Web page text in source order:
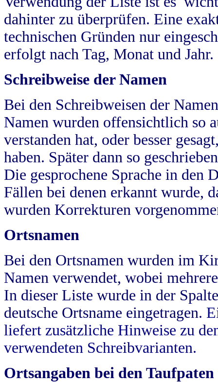
dahinter zu überprüfen. Eine
technischen Gründen nur
erfolgt nach Tag, Monat und Jahr.
Schreibweise der Namen
Bei den Schreibweisen der
Namen wurden offensichtlich so
verstanden hat, oder besser
haben. Später dann so
Die gesprochene Sprache in
Fällen bei denen erkannt wurde,
wurden Korrekturen
Ortsnamen
Bei den Ortsnamen wurden im
Namen verwendet, wobei
In dieser Liste wurde in der
deutsche Ortsname eingetragen.
liefert zusätzliche Hinweise zu
verwendeten Schreibvarianten.
Ortsangaben bei den Taufpaten